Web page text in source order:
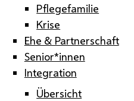
Pflegefamilie
Krise
Ehe & Partnerschaft
Senior*innen
Integration
Übersicht